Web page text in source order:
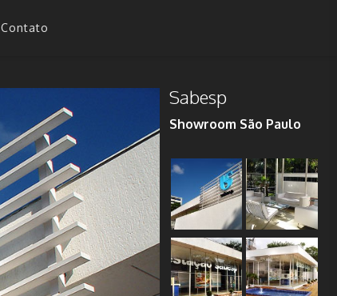
Contato
Sabesp
Showroom São Paulo